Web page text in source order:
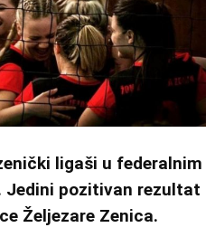
ligaši u federalnim
Jedini pozitivan rezultat
Željezare Zenica.